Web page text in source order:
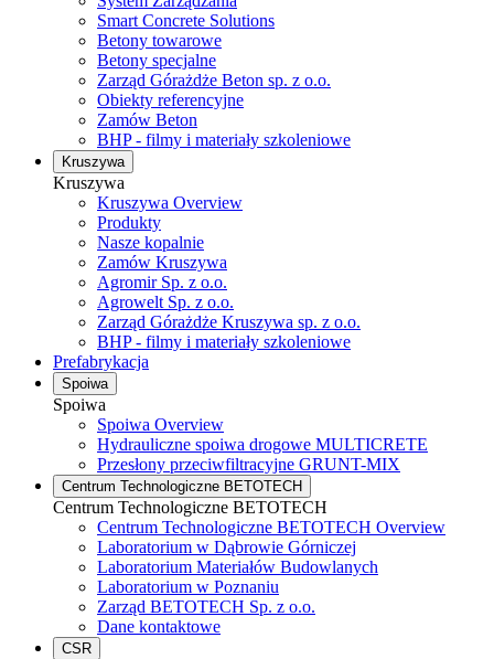
Smart Concrete Solutions
Betony towarowe
Betony specjalne
Zarząd Górażdże Beton sp. z o.o.
Obiekty referencyjne
Zamów Beton
BHP - filmy i materiały szkoleniowe
Kruszywa
Kruszywa
Kruszywa Overview
Produkty
Nasze kopalnie
Zamów Kruszywa
Agromir Sp. z o.o.
Agrowelt Sp. z o.o.
Zarząd Górażdże Kruszywa sp. z o.o.
BHP - filmy i materiały szkoleniowe
Prefabrykacja
Spoiwa
Spoiwa
Spoiwa Overview
Hydrauliczne spoiwa drogowe MULTICRETE
Przesłony przeciwfiltracyjne GRUNT-MIX
Centrum Technologiczne BETOTECH
Centrum Technologiczne BETOTECH
Centrum Technologiczne BETOTECH Overview
Laboratorium w Dąbrowie Górniczej
Laboratorium Materiałów Budowlanych
Laboratorium w Poznaniu
Zarząd BETOTECH Sp. z o.o.
Dane kontaktowe
CSR